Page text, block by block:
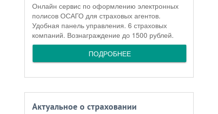
Онлайн сервис по оформлению электронных
полисов ОСАГО для страховых агентов.
Удобная панель управления. 6 страховых
компаний. Вознаграждение до 1500 рублей.
ПОДРОБНЕЕ
Актуальное о страховании